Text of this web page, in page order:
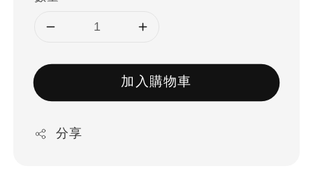
加入購物車
分享